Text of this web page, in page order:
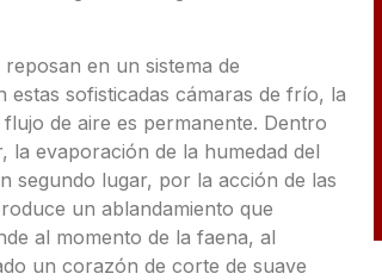
en un sistema de
sofisticadas cámaras de frío, la
de aire es permanente. Dentro
la evaporación de la humedad del
segundo lugar, por la acción de las
un ablandamiento que
al momento de la faena, al
un corazón de corte de suave